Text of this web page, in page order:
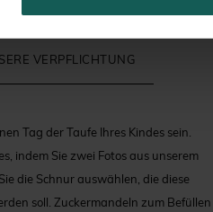
VERPFLICHTUNG
Tag der Taufe Ihres Kindes sein.
indem Sie zwei Fotos aus unserem
die Schnur auswählen, die diese
soll. Zuckermandeln zum Befüllen